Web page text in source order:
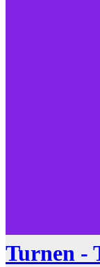
Turnen -